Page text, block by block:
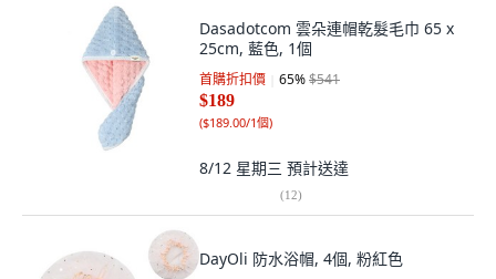
Dasadotcom 雲朵連帽乾髮毛巾 65 x
25cm, 藍色, 1個
首購折扣價 65%$541
$189
($189.00/1個)
8/12 星期三 預計送達
(12)
DayOli 防水浴帽, 4個, 粉紅色